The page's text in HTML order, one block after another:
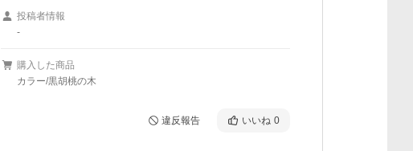
投稿者情報
-
購入した商品
カラー/黒胡桃の木
違反報告 いいね 0